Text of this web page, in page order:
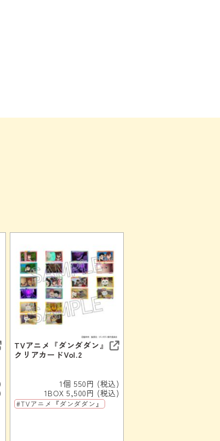
TVアニメ『ダンダダン』
クリアカードVol.2
1個 550円 (税込)
1BOX 5,500円 (税込)
#TVアニメ『ダンダダン』